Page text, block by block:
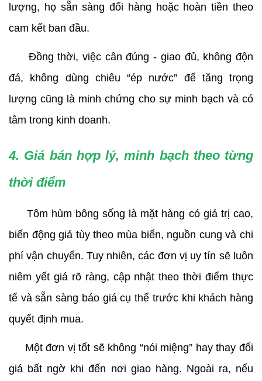
lượng, họ sẵn sàng đổi hàng hoặc hoàn tiền theo
cam kết ban đầu.
Đồng thời, việc cân đúng - giao đủ, không độn
đá, không dùng chiêu “ép nước” để tăng trọng
lượng cũng là minh chứng cho sự minh bạch và có
tâm trong kinh doanh.
4. Giá bán hợp lý, minh bạch theo từng
thời điểm
Tôm hùm bông sống là mặt hàng có giá trị cao,
biến động giá tùy theo mùa biển, nguồn cung và chi
phí vận chuyển. Tuy nhiên, các đơn vị uy tín sẽ luôn
niêm yết giá rõ ràng, cập nhật theo thời điểm thực
tế và sẵn sàng báo giá cụ thể trước khi khách hàng
quyết định mua.
Một đơn vị tốt sẽ không “nói miệng” hay thay đổi
giá bất ngờ khi đến nơi giao hàng. Ngoài ra, nếu